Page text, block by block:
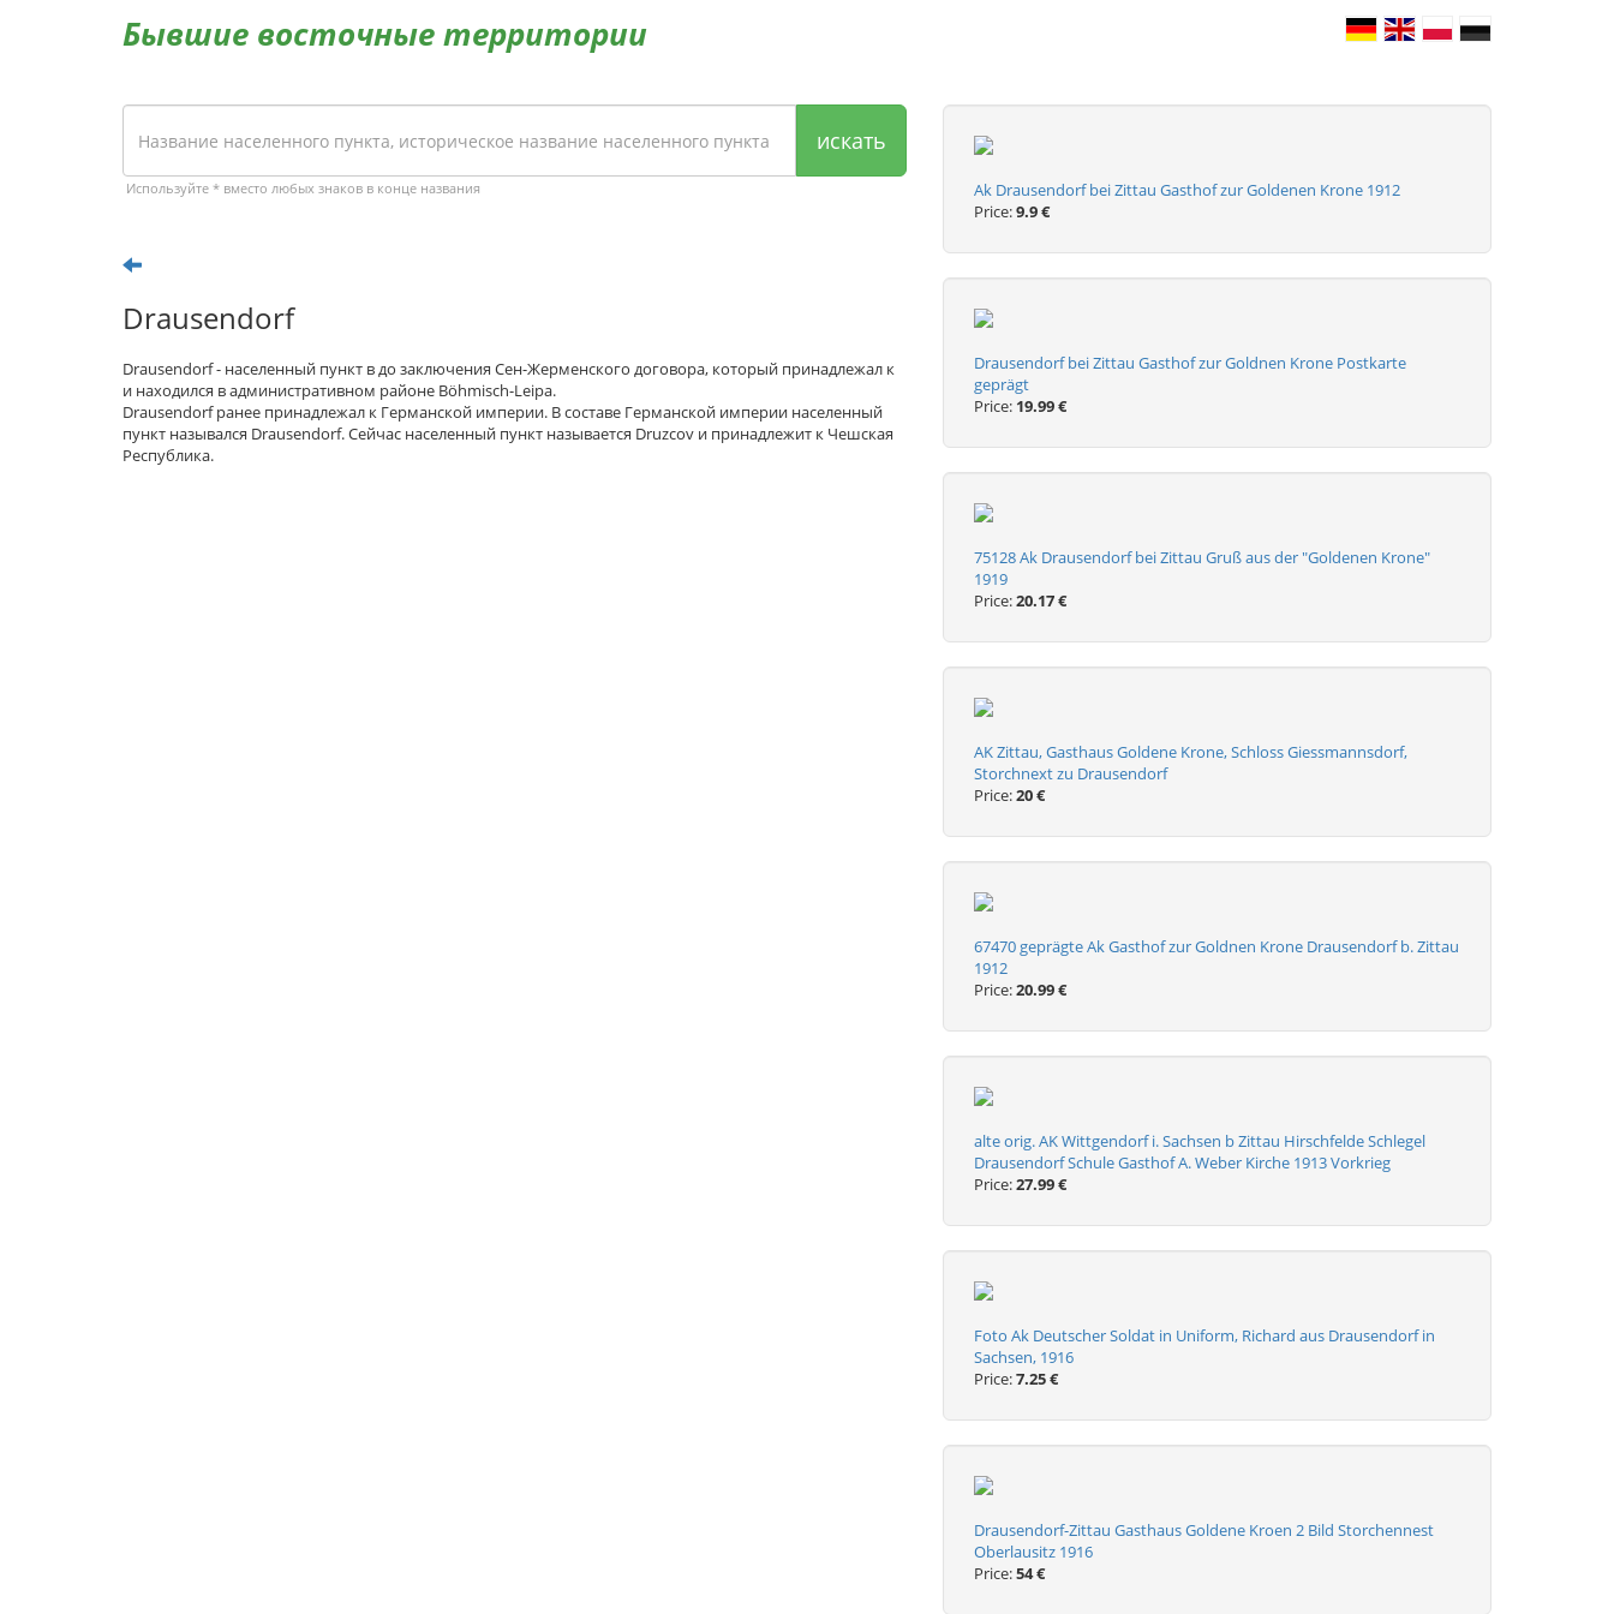
Бывшие восточные территории
искать
Используйте * вместо любых знаков в конце названия
Drausendorf
Drausendorf - населенный пункт в до заключения Сен-Жерменского договора, который принадлежал к
и находился в административном районе Böhmisch-Leipa.
Drausendorf ранее принадлежал к Германской империи. В составе Германской империи населенный
пункт назывался Drausendorf. Сейчас населенный пункт называется Druzcov и принадлежит к Чешская
Республика.
Ak Drausendorf bei Zittau Gasthof zur Goldenen Krone 1912
Price:9.9 €
Drausendorf bei Zittau Gasthof zur Goldnen Krone Postkarte
geprägt
Price: 19.99 €
75128 Ak Drausendorf bei Zittau Gruß aus der "Goldenen Krone"
1919
Price:20.17 €
AK Zittau, Gasthaus Goldene Krone, Schloss Giessmannsdorf,
Storchnext zu Drausendorf
Price:20 €
67470 geprägte Ak Gasthof zur Goldnen Krone Drausendorf b. Zittau
1912
Price:20.99 €
alte orig. AK Wittgendorf i. Sachsen b Zittau Hirschfelde Schlegel
Drausendorf Schule Gasthof A. Weber Kirche 1913 Vorkrieg
Price:27.99 €
Foto Ak Deutscher Soldat in Uniform, Richard aus Drausendorf in
Sachsen, 1916
Price:7.25 €
Drausendorf-Zittau Gasthaus Goldene Kroen 2 Bild Storchennest
Oberlausitz 1916
Price:54 €